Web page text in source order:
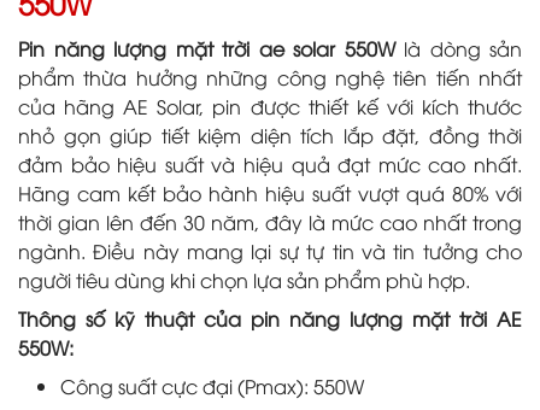
Pin năng lượng mặt trời ae solar 550Wlà dòng sản
phẩm thừa hưởng những công nghệ tiên tiến nhất
của hãng AE Solar, pin được thiết kế với kích thước
nhỏ gọn giúp tiết kiệm diện tích lắp đặt, đồng thời
đảm bảo hiệu suất và hiệu quả đạt mức cao nhất.
Hãng cam kết bảo hành hiệu suất vượt quá 80% với
thời gian lên đến 30 năm, đây là mức cao nhất trong
ngành. Điều này mang lại sự tự tin và tin tưởng cho
người tiêu dùng khi chọn lựa sản phẩm phù hợp.
Thông số kỹ thuật của pin năng lượng mặt trời AE
550W:
Công suất cực đại (Pmax): 550W